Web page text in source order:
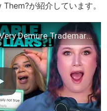
が紹介しています。
Alix Earle Calls Us Liars?! + Very Demure Trademark Mess (173)